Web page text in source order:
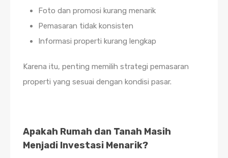
Foto dan promosi kurang menarik
Pemasaran tidak konsisten
Informasi properti kurang lengkap
Karena itu, penting memilih strategi pemasaran
properti yang sesuai dengan kondisi pasar.
Apakah Rumah dan Tanah Masih
Menjadi Investasi Menarik?